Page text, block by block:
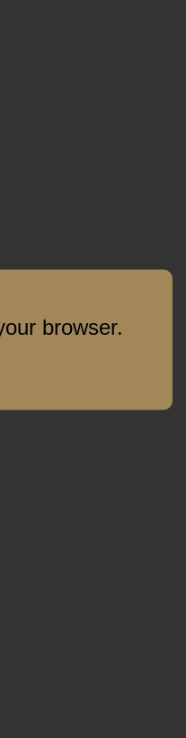
browser.